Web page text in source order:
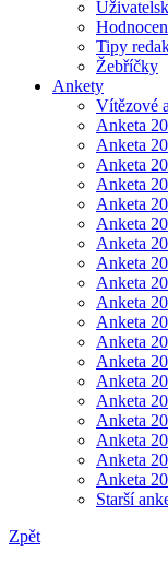
Tipy
Žebříčky
Ankety
Vítězové
Anketa
Anketa
Anketa
Anketa
Anketa
Anketa
Anketa
Anketa
Anketa
Anketa
Anketa
Anketa
Anketa
Anketa
Anketa
Anketa
Anketa
Anketa
Anketa
Starší
Zpět